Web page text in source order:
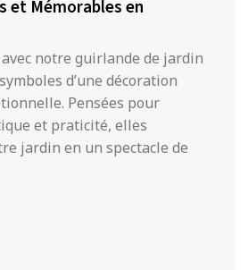
et Mémorables en
notre guirlande de jardin
d’une décoration
Pensées pour
et praticité, elles
jardin en un spectacle de